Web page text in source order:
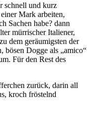
schnell und kurz
Mark arbeiten,
Sachen habe? dann
mürrischer Italiener,
dem geräumigsten der
bösen Dogge als „amico“
Für den Rest des
zurück, darin all
kroch fröstelnd